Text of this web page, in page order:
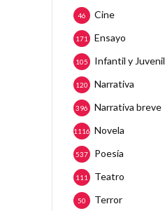
Cine
46
Ensayo
171
Infantil y Juvenil
105
Narrativa
120
Narrativa breve
396
Novela
1116
Poesía
537
Teatro
111
Terror
50